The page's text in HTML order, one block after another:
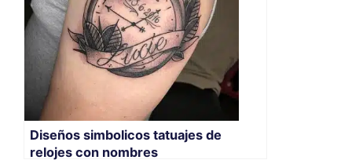
Diseños simbolicos tatuajes de
relojes con nombres